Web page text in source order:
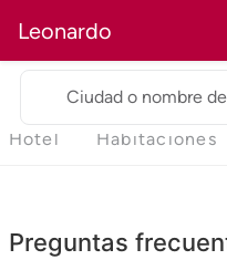
Leonardo
Ciudad o nombre
Hotel Habitaciones
Preguntas